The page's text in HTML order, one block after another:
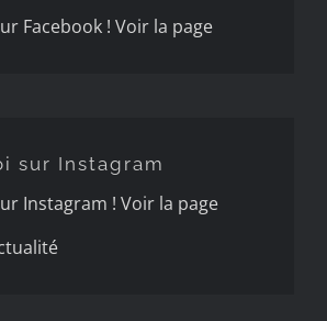
Facebook ! Voir la page
sur Instagram
Instagram ! Voir la page